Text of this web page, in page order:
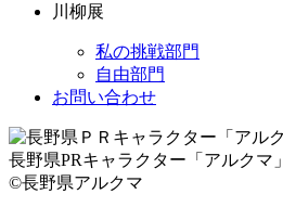
川柳展
私の挑戦部門
自由部門
お問い合わせ
長野県PRキャラクター「アルクマ」
©長野県アルクマ